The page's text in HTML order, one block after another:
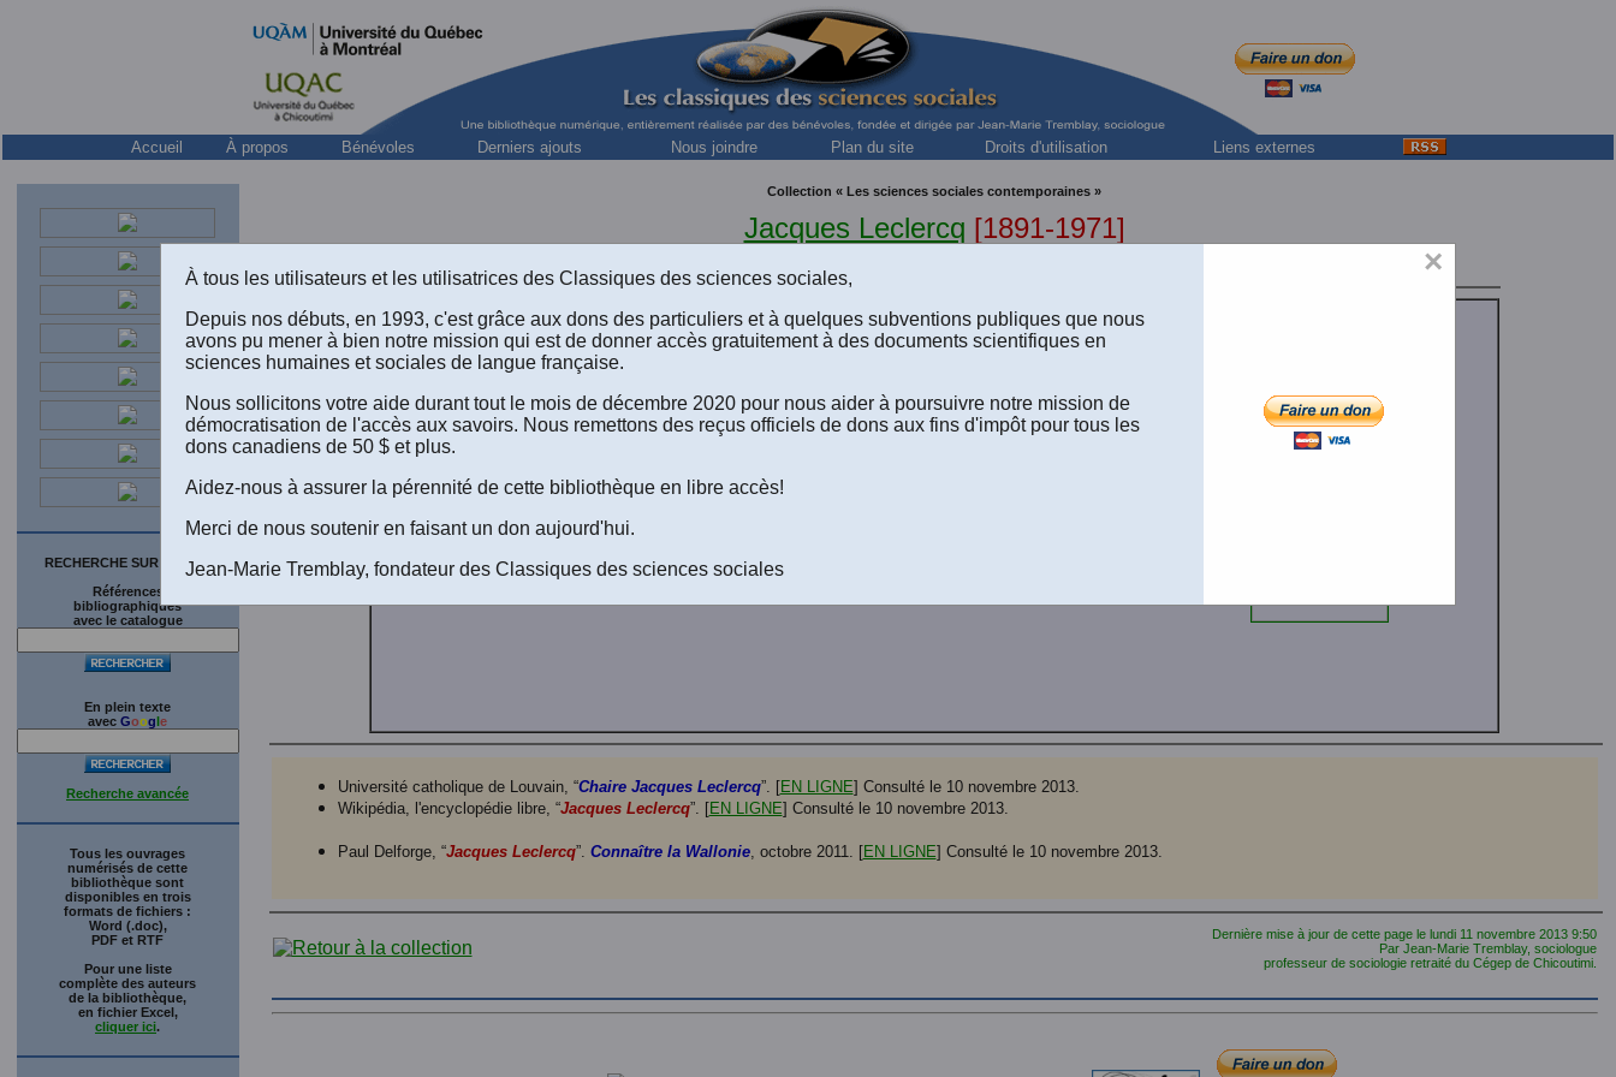
Accueil À propos Bénévoles Derniers ajouts Nous joindre Plan du site Droits d'utilisation Liens externes
RECHERCHE SUR LE SITE
Références
bibliographiques
avec le catalogue
En plein texte
avec Google
Recherche avancée
Tous les ouvrages
numérisés de cette
bibliothèque sont
disponibles en trois
formats de fichiers :
Word (.doc),
PDF et RTF
Pour une liste
complète des auteurs
de la bibliothèque,
en fichier Excel,
cliquer ici.
Collection « Les sciences sociales contemporaines »
Jacques Leclercq [1891-1971]
Jacques Leclercq, “Sociologie et philosophie.” Un article publié dansL’ÉTUDE DE LA
présentés par Jean-Paul Montminy. Québec: Les Presses de l’Université Laval, 1965, 517
Autorisation formelle accordée le 4 mai 2010, par le directeur général des Presses de
l’Université Laval, M. Denis DION, de diffuser ce texte dans Les Classiques des sciences
Université catholique de Louvain, “Chaire Jacques Leclercq”. [EN LIGNE] Consulté le 10 novembre 2013.
Wikipédia, l'encyclopédie libre, “Jacques Leclercq”. [EN LIGNE] Consulté le 10 novembre 2013.
Paul Delforge, “Jacques Leclercq”. Connaître la Wallonie, octobre 2011. [EN LIGNE] Consulté le 10 novembre 2013.
Dernière mise à jour de cette page le lundi 11 novembre 2013 9:50
Par Jean-Marie Tremblay, sociologue
professeur de sociologie retraité du Cégep de Chicoutimi.
×
À tous les utilisateurs et les utilisatrices des Classiques des sciences sociales,
Depuis nos débuts, en 1993, c'est grâce aux dons des particuliers et à quelques subventions publiques que nous
avons pu mener à bien notre mission qui est de donner accès gratuitement à des documents scientifiques en
sciences humaines et sociales de langue française.
Nous sollicitons votre aide durant tout le mois de décembre 2020 pour nous aider à poursuivre notre mission de
démocratisation de l'accès aux savoirs. Nous remettons des reçus officiels de dons aux fins d'impôt pour tous les
dons canadiens de 50 $ et plus.
Aidez-nous à assurer la pérennité de cette bibliothèque en libre accès!
Merci de nous soutenir en faisant un don aujourd'hui.
Jean-Marie Tremblay, fondateur des Classiques des sciences sociales